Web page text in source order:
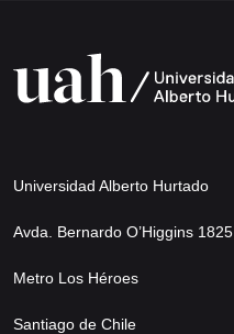
Universidad Alberto Hurtado
Avda. Bernardo O’Higgins 1825
Metro Los Héroes
Santiago de Chile